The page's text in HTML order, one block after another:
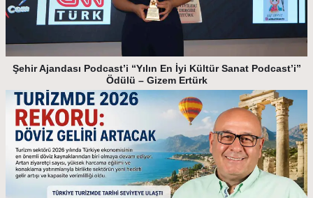
Şehir Ajandası Podcast’i “Yılın En İyi Kültür Sanat Podcast’i”
Ödülü – Gizem Ertürk